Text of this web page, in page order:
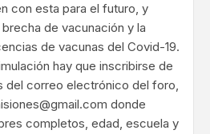
con esta para el futuro, y
de vacunación y la
de vacunas del Covid-19.
hay que inscribirse de
del correo electrónico del foro,
donde
completos, edad, escuela y